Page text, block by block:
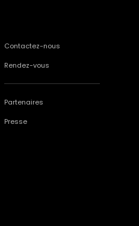
Contactez-nous
Rendez-vous
Partenaires
Presse